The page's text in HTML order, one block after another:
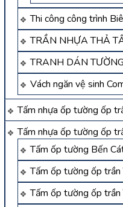
Thi công công trình
TRẦN NHỰA THẢ
TRANH DÁN
Vách ngăn vệ sinh
Tấm nhựa ốp tường ốp
Tấm nhựa ốp tường ốp
Tấm ốp tường Bến
Tấm ốp tường ốp
Tấm ốp tường ốp